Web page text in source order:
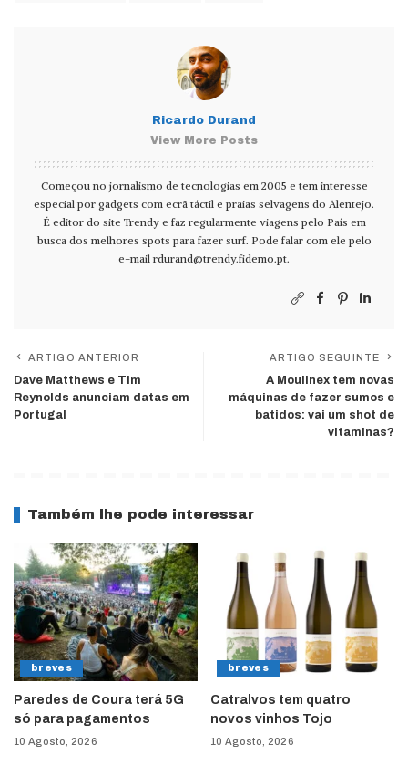
Ricardo Durand
View More Posts
Começou no jornalismo de tecnologias em 2005 e tem interesse
especial por gadgets com ecrã táctil e praias selvagens do Alentejo.
É editor do site Trendy e faz regularmente viagens pelo País em
busca dos melhores spots para fazer surf. Pode falar com ele pelo
e-mail rdurand@trendy.fidemo.pt.
ARTIGO ANTERIOR
Dave Matthews e Tim
Reynolds anunciam datas em
Portugal
ARTIGO SEGUINTE
A Moulinex tem novas
máquinas de fazer sumos e
batidos: vai um shot de
vitaminas?
Também lhe pode interessar
breves
Paredes de Coura terá 5G
só para pagamentos
10 Agosto, 2026
breves
Catralvos tem quatro
novos vinhos Tojo
10 Agosto, 2026